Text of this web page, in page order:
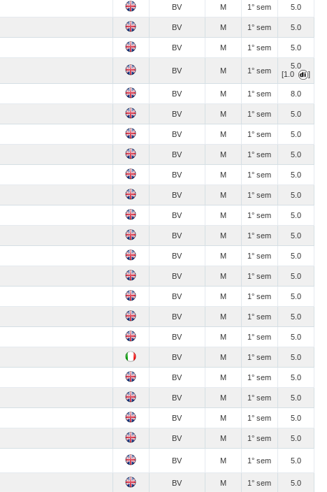
BV M 1° sem 5.0
BV M 1° sem 5.0
BV M 1° sem 5.0
BV M 1° sem
5.0
[1.0
]
BV M 1° sem 8.0
BV M 1° sem 5.0
BV M 1° sem 5.0
BV M 1° sem 5.0
BV M 1° sem 5.0
BV M 1° sem 5.0
BV M 1° sem 5.0
BV M 1° sem 5.0
BV M 1° sem 5.0
BV M 1° sem 5.0
BV M 1° sem 5.0
BV M 1° sem 5.0
BV M 1° sem 5.0
BV M 1° sem 5.0
BV M 1° sem 5.0
BV M 1° sem 5.0
BV M 1° sem 5.0
BV M 1° sem 5.0
BV M 1° sem 5.0
BV M 1° sem 5.0